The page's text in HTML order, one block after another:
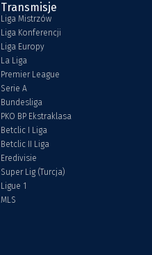
Transmisje
Liga Mistrzów
Liga Konferencji
Liga Europy
La Liga
Premier League
Serie A
Bundesliga
PKO BP Ekstraklasa
Betclic I Liga
Betclic II Liga
Eredivisie
Super Lig (Turcja)
Ligue 1
MLS